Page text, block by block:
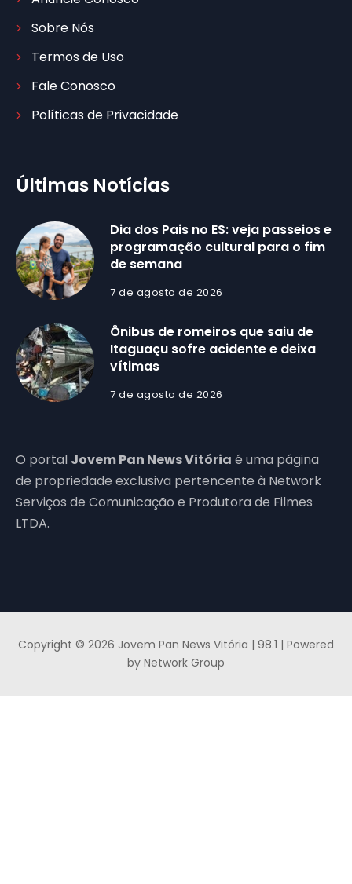
Sobre Nós
Termos de Uso
Fale Conosco
Políticas de Privacidade
Últimas Notícias
Dia dos Pais no ES: veja passeios e
programação cultural para o fim
de semana
7 de agosto de 2026
Ônibus de romeiros que saiu de
Itaguaçu sofre acidente e deixa
vítimas
7 de agosto de 2026
O portal Jovem Pan News Vitória é uma página
de propriedade exclusiva pertencente à Network
Serviços de Comunicação e Produtora de Filmes
LTDA.
Copyright © 2026 Jovem Pan News Vitória | 98.1 | Powered
by Network Group